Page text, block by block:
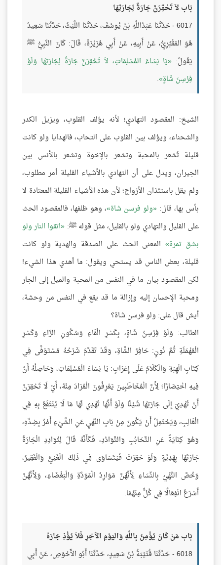
بَاب لاَ تَحْقِرَنَّ جَارَةٌ لِجَارَتِهَا
6017 - حَدَّثَنَا عَبْدُاللَّهِ بْنُ يُوسُفَ، حَدَّثَنَا اللَّيْثُ، حَدَّثَنَا سَعِيدٌ
هُوَ المَقْبُرِيُّ، عَنْ أَبِيهِ، عَنْ أَبِي هُرَيْرَةَ، قَالَ: كَانَ النَّبِيُّ ﷺ
يَقُولُ:
يَا نِسَاءَ المُسْلِمَاتِ، لاَ تَحْقِرَنَّ جَارَةٌ لِجَارَتِهَا وَلَوْ
فِرْسِنَ شَاةٍ .
الشيخ: المقصود التهادي؛ لأنه يؤلف القلوب، ويزيل الكدر
والشحناء، ويؤلف بين القلوب على التحاب، فالهدايا ولو كانت
قليلة تُشعر بالمحبة وتشعر بالإخوة وتشعر بالأنس بين
الجيران، ويدل على أن التهادي بالأشياء القليلة أمر مطلوب،
ولم يقل باستئذان الأزواج؛ لأن هذه الأشياء القليلة المعتادة لا
بأس بها، قال: ولو فرسن شاة ، وهو ظلفها، فالمقصود الحث
على القليل والتهادي ولو بالقليل، مثل قوله ﷺ: اتقوا النار ولو
بشق تمرة
المعنى الحث على الصدقة والهدية ولو كانت
قليلة، بعض الناس قد يستحي ويقول: ما أهدي هذا الشيء!
لكن المقصود بيان ما في النفس من المحبة والميل إلى الجار
ومحبة الإحسان إليه وإزالة ما قد يقع في النفس من وحشة،
أيش قال على: ولو فرسن شاة؟
الطالب: وَلَوْ فِرْسِنُ شَاةٍ، بِكَسْرِ الْفَاءِ وَسُكُونِ الرَّاءِ وَكَسْرِ
الْمُهْمَلَةِ ثُمَّ نُونٍ: حَافِرُ الشَّاةِ، وَقَدْ تَقَدَّمَ شَرْحُهُ مُسْتَوْفًى فِي
كِتَابِ الْهِبَةِ وَالْكَلَامُ عَلَى إِعْرَابِ: يَا نِسَاءَ الْمُسْلِمَاتِ، وَحَاصِلُهُ أَنَّ
فِيهِ اخْتِصَارًا؛ لِأَنَّ الْمُخَاطَبِينَ يَعْرِفُونَ الْمُرَادَ مِنْهُ، أَيْ لَا تَحْقِرَنَّ
أَنْ تُهْدِيَ إِلَى جَارَتِهَا شَيْئًا وَلَوْ أَنَّهَا تُهْدِي لَهَا مَا لَا يُنْتَفَعُ بِهِ فِي
الْغَالِبِ، وَيَحْتَمِلُ أَنْ يَكُونَ مِنْ بَابِ النَّهْيِ عَنِ الشَّيْءِ أَمْرٌ بِضِدِّهِ،
وَهُوَ كِنَايَةٌ عَنِ التَّحَابُبِ وَالتَّوَادُدِ، فَكَأَنَّهُ قَالَ لِتُوَادِدِ الْجَارَةُ
جَارَتَهَا بِهَدِيَّةٍ وَلَوْ حَقِرَتْ فَيَتَسَاوَى فِي ذَلِكَ الْغَنِيُّ وَالْفَقِيرُ،
وَخُصَّ النَّهْيُ بِالنِّسَاءِ لِأَنَّهُنَّ مَوَارِدُ الْمَوَدَّةِ وَالْبَغْضَاءِ، وَلِأَنَّهُنَّ
أَسْرَعُ انْفِعَالًا فِي كُلٍّ مِنْهُمَا.
بَاب مَنْ كَانَ يُؤْمِنُ بِاللَّهِ وَاليَوْمِ الآخِرِ فَلاَ يُؤْذِ جَارَهُ
6018 - حَدَّثَنَا قُتَيْبَةُ بْنُ سَعِيدٍ، حَدَّثَنَا أَبُو الأَحْوَصِ، عَنْ أَبِي